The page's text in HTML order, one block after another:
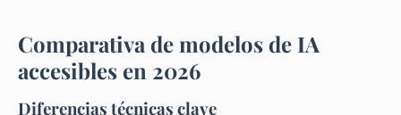
Comparativa de modelos de IA
accesibles en 2026
Diferencias técnicas clave